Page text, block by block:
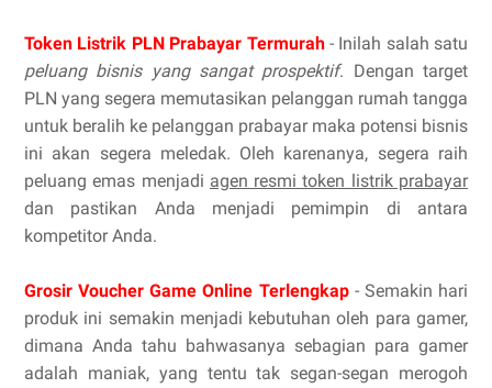
Token Listrik PLN Prabayar Termurah- Inilah salah satu
peluang bisnis yang sangat prospektif. Dengan target
PLN yang segera memutasikan pelanggan rumah tangga
untuk beralih ke pelanggan prabayar maka potensi bisnis
ini akan segera meledak. Oleh karenanya, segera raih
peluang emas menjadi agen resmi token listrik prabayar
dan pastikan Anda menjadi pemimpin di antara
kompetitor Anda.
Grosir Voucher Game Online Terlengkap- Semakin hari
produk ini semakin menjadi kebutuhan oleh para gamer,
dimana Anda tahu bahwasanya sebagian para gamer
adalah maniak, yang tentu tak segan-segan merogoh